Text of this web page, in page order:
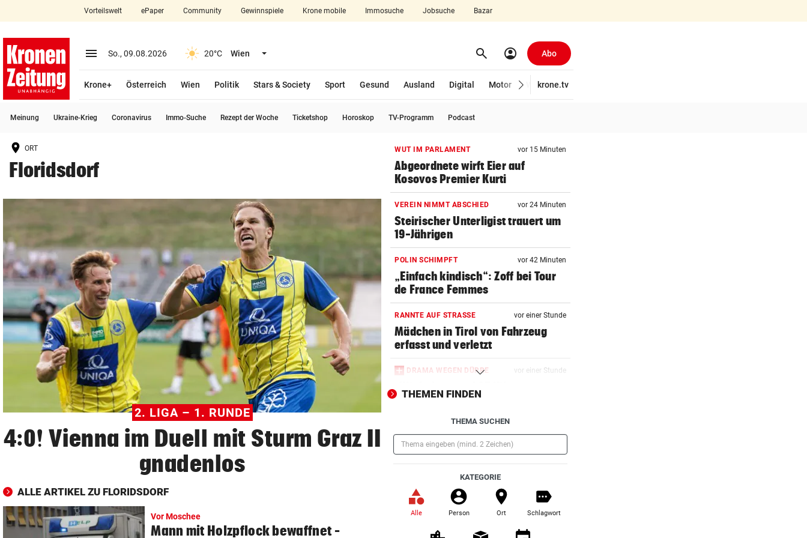
closeSchließen
account_circle Anmelden
arrow_right
bookmark Merkliste
Suchbegriff
© Krone Multimedia GmbH & Co KG 2026
Muthgasse 2, 1190 Wien
Vorteilswelt ePaper Community Gewinnspiele Krone mobile Immosuche Jobsuche Bazar
menu Menü aufklappen
So., 09.08.2026 20°C Wien Menü aufklappen search Suchen
account_circle Abo
Krone+ Österreich Wien Politik Stars & Society Sport Gesund Ausland Digital Motor Wirtschaft
krone.tv
Meinung Ukraine-Krieg Coronavirus Immo-Suche Rezept der Woche Ticketshop Horoskop TV-Programm Podcast
ORT
Floridsdorf
2. LIGA – 1. RUNDE
4:0! Vienna im Duell mit Sturm Graz II
gnadenlos
ALLE ARTIKEL ZU FLORIDSDORF
Vor Moschee
Mann mit Holzpflock bewaffnet –
WUT IM PARLAMENT vor 15 Minuten
Abgeordnete wirft Eier auf
Kosovos Premier Kurti
VEREIN NIMMT ABSCHIED vor 24 Minuten
Steirischer Unterligist trauert um
19-Jährigen
POLIN SCHIMPFT vor 42 Minuten
„Einfach kindisch“: Zoff bei Tour
de France Femmes
RANNTE AUF STRASSE vor einer Stunde
Mädchen in Tirol von Fahrzeug
erfasst und verletzt
DRAMA WEGEN DÜRRE vor einer Stunde
„Wir haben rund 35 Kilogramm
tote Fische entsorgt“
DIE „KRONE“ FRAGT NACH
Banken auf dem Prüfstand: Digital
statt Filiale?
SOMMERGEWINNSPIEL 2026
3 x 1 Traumurlaub mit Lidl Reisen
gewinnen!
FEUER IN NORDITALIEN vor einer Stunde
THEMEN FINDEN
THEMA SUCHEN
KATEGORIE
Alle Person Ort Schlagwort